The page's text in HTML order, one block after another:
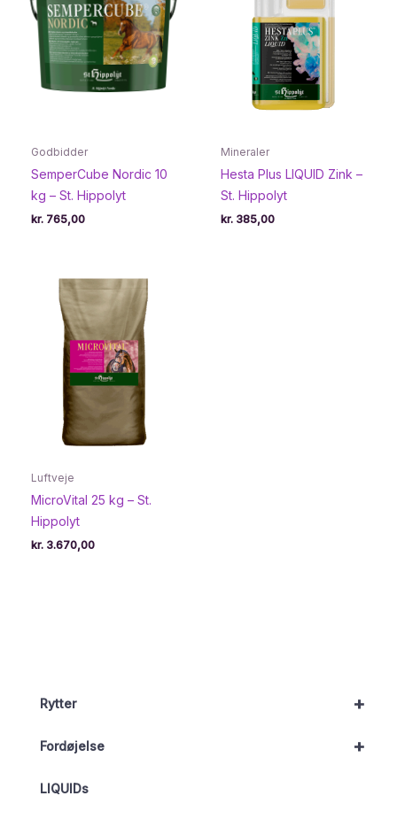
+
Rytter
+
Fordøjelse
LIQUIDs
Godbidder
SemperCube Nordic 10
kg – St. Hippolyt
kr. 765,00
Mineraler
Hesta Plus LIQUID Zink –
St. Hippolyt
kr. 385,00
Luftveje
MicroVital 25 kg – St.
Hippolyt
kr. 3.670,00